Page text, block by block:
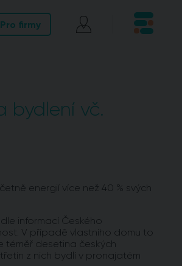
Pro firmy
bydlení vč.
energií více než 40 % svých
informací Českého
V případě vlastního domu to
téměř desetina českých
z nich bydlí v pronajatém